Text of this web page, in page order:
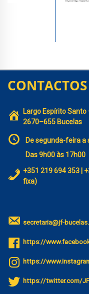
CONTACTOS
Largo Espírito
2670–655 Bucelas
De segunda-feira
Das 9h00 às 17h00
+351 219 694 353 |
fixa)
secretaria@jf-
https://
https://
https://twitter.com/